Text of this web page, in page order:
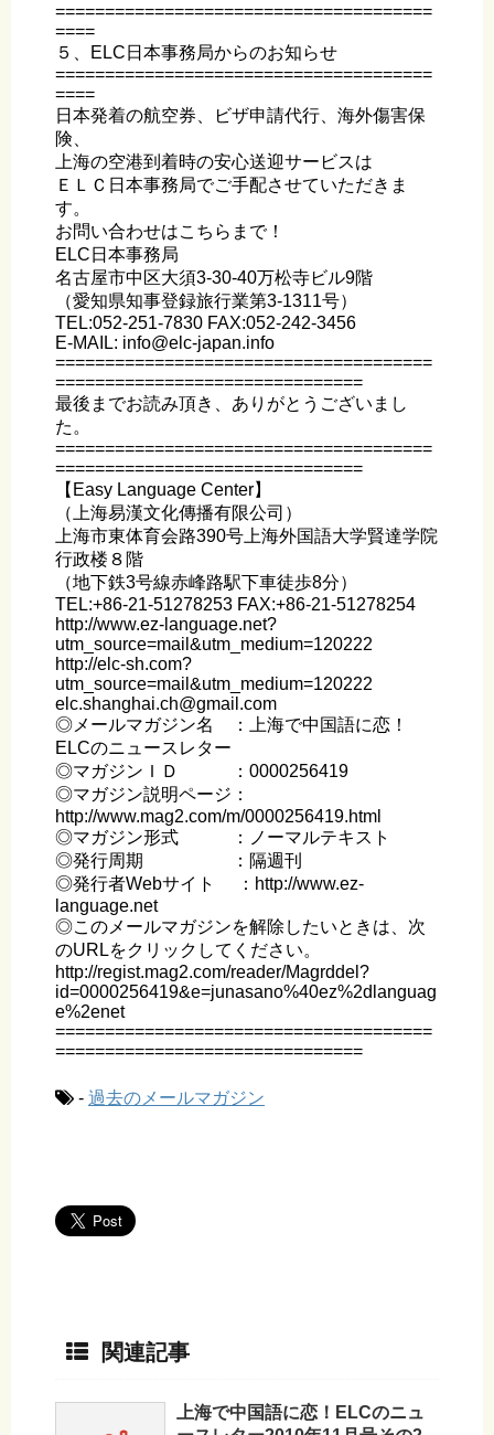
======================================
====
５、ELC日本事務局からのお知らせ
======================================
====
日本発着の航空券、ビザ申請代行、海外傷害保
険、
上海の空港到着時の安心送迎サービスは
ＥＬＣ日本事務局でご手配させていただきま
す。
お問い合わせはこちらまで！
ELC日本事務局
名古屋市中区大須3-30-40万松寺ビル9階
（愛知県知事登録旅行業第3-1311号）
TEL:052-251-7830 FAX:052-242-3456
E-MAIL: info@elc-japan.info
======================================
===============================
最後までお読み頂き、ありがとうございまし
た。
======================================
===============================
【Easy Language Center】
（上海易漢文化傳播有限公司）
上海市東体育会路390号上海外国語大学賢達学院
行政楼８階
（地下鉄3号線赤峰路駅下車徒歩8分）
TEL:+86-21-51278253 FAX:+86-21-51278254
http://www.ez-language.net?
utm_source=mail&utm_medium=120222
http://elc-sh.com?
utm_source=mail&utm_medium=120222
elc.shanghai.ch@gmail.com
◎メールマガジン名 ：上海で中国語に恋！
ELCのニュースレター
◎マガジンＩＤ ：0000256419
◎マガジン説明ページ：
http://www.mag2.com/m/0000256419.html
◎マガジン形式 ：ノーマルテキスト
◎発行周期 ：隔週刊
◎発行者Webサイト ：http://www.ez-
language.net
◎このメールマガジンを解除したいときは、次
のURLをクリックしてください。
http://regist.mag2.com/reader/Magrddel?
id=0000256419&e=junasano%40ez%2dlanguag
e%2enet
======================================
===============================
- 過去のメールマガジン
関連記事
上海で中国語に恋！ELCのニュ